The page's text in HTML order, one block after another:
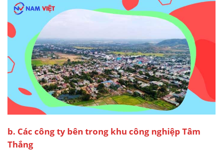
b. Các công ty bên trong khu công nghiệp Tâm
Thắng